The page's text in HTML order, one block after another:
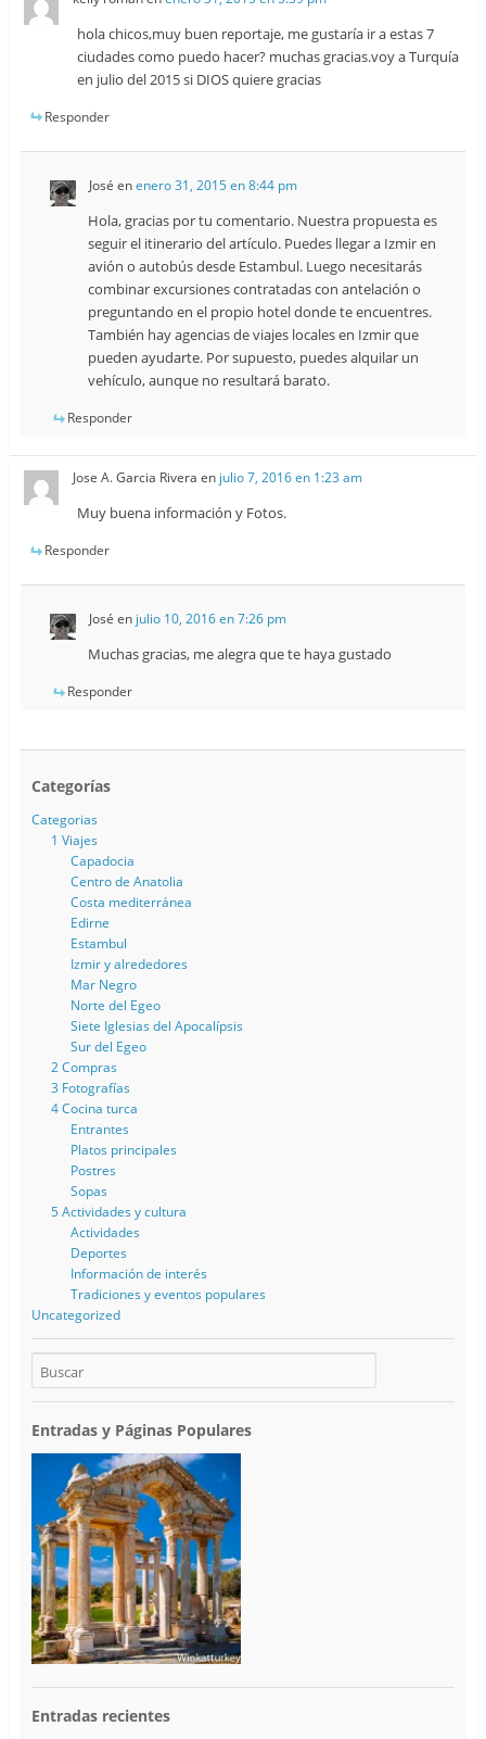
hola chicos,muy buen reportaje, me gustaría ir a estas 7
ciudades como puedo hacer? muchas gracias.voy a Turquía
en julio del 2015 si DIOS quiere gracias
Responder
José enenero 31, 2015 en 8:44 pm
Hola, gracias por tu comentario. Nuestra propuesta es
seguir el itinerario del artículo. Puedes llegar a Izmir en
avión o autobús desde Estambul. Luego necesitarás
combinar excursiones contratadas con antelación o
preguntando en el propio hotel donde te encuentres.
También hay agencias de viajes locales en Izmir que
pueden ayudarte. Por supuesto, puedes alquilar un
vehículo, aunque no resultará barato.
Responder
Jose A. Garcia Rivera en julio 7, 2016 en 1:23 am
Muy buena información y Fotos.
Responder
José en julio 10, 2016 en 7:26 pm
Muchas gracias, me alegra que te haya gustado
Responder
Categorías
Categorias
1 Viajes
Capadocia
Centro de Anatolia
Costa mediterránea
Edirne
Estambul
Izmir y alrededores
Mar Negro
Norte del Egeo
Siete Iglesias del Apocalípsis
Sur del Egeo
2 Compras
3 Fotografías
4 Cocina turca
Entrantes
Platos principales
Postres
Sopas
5 Actividades y cultura
Actividades
Deportes
Información de interés
Tradiciones y eventos populares
Uncategorized
Entradas y Páginas Populares
Entradas recientes